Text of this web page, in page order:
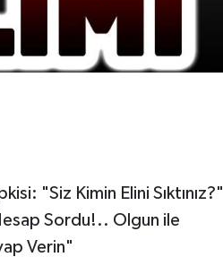
"Siz Kimin Elini Sıktınız?"
Sordu!.. Olgun ile
Verin"